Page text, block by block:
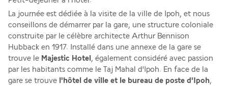
La journée est dédiée à la visite de la ville de Ipoh, et nous
conseillons de démarrer par la gare, une structure coloniale
construite par le célèbre architecte Arthur Bennison
Hubback en 1917. Installé dans une annexe de la gare se
trouve le Majestic Hotel , également considéré avec passion
par les habitants comme le Taj Mahal d'Ipoh. En face de la
gare se trouve l'hôtel de ville et le bureau de poste d'Ipoh,